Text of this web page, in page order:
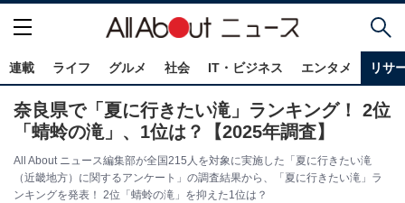
連載 ライフ グルメ 社会 IT・ビジネス エンタメ リサ
奈良県で「夏に行きたい滝」ランキング！ 2位
「蜻蛉の滝」、1位は？【2025年調査】
All About ニュース編集部が全国215人を対象に実施した「夏に行きたい滝
（近畿地方）に関するアンケート」の調査結果から、「夏に行きたい滝」ラ
ンキングを発表！ 2位「蜻蛉の滝」を抑えた1位は？